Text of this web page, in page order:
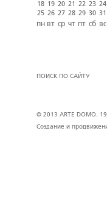
18 19 20 21 22 23 24
25 26 27 28 29 30 31
пн вт ср чт пт сб вс
ПОИСК ПО САЙТУ
© 2013 ARTE DOMO.
Создание и